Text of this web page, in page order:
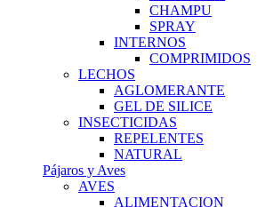
CHAMPU
SPRAY
INTERNOS
COMPRIMIDOS
LECHOS
AGLOMERANTE
GEL DE SILICE
INSECTICIDAS
REPELENTES
NATURAL
Pájaros y Aves
AVES
ALIMENTACION